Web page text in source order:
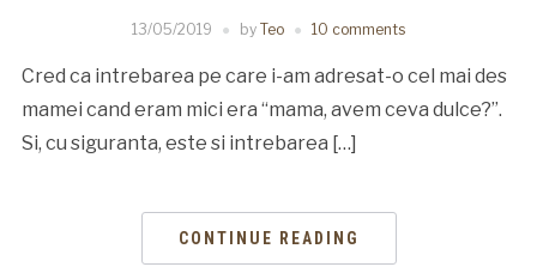
13/05/2019 by Teo 10 comments
Cred ca intrebarea pe care i-am adresat-o cel mai des
mamei cand eram mici era “mama, avem ceva dulce?”.
Si, cu siguranta, este si intrebarea […]
CONTINUE READING